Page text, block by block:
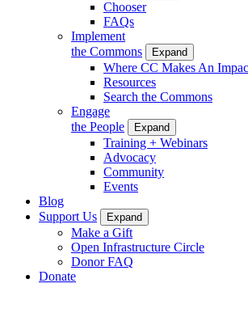
Chooser
FAQs
Implement
the Commons
Expand
Where CC Makes An
Resources
Search the Commons
Engage
the People
Expand
Training + Webinars
Advocacy
Community
Events
Blog
Support Us
Expand
Make a Gift
Open Infrastructure Circle
Donor FAQ
Donate